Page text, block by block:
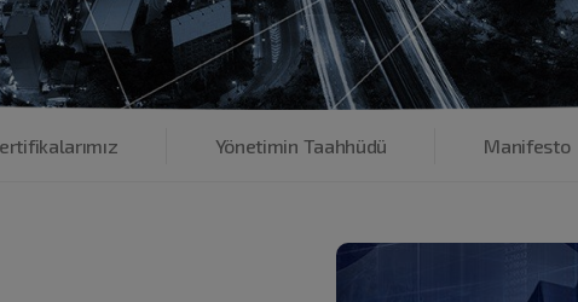
Yönetimin Taahhüdü Manifesto